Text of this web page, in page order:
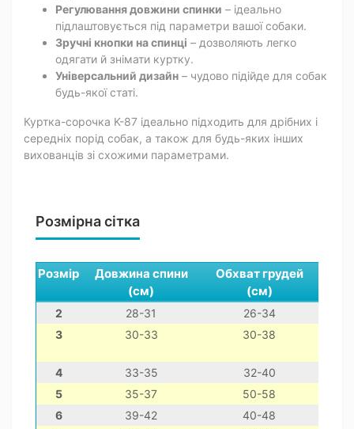
Регулювання довжини спинки – ідеально
підлаштовується під параметри вашої собаки.
Зручні кнопки на спинці – дозволяють легко
одягати й знімати куртку.
Універсальний дизайн – чудово підійде для собак
будь-якої статі.
Куртка-сорочка K-87 ідеально підходить для дрібних і
середніх порід собак, а також для будь-яких інших
вихованців зі схожими параметрами.
Розмірна сітка
Розмір
Довжина спини
(см)
Обхват грудей
(см)
2 28-31 26-34
3
30-33 30-38
4 33-35 32-40
5
35-37 50-58
6
39-42 40-48